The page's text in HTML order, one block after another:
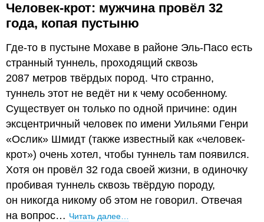
Человек-крот: мужчина провёл 32
года, копая пустыню
Где-то в пустыне Мохаве в районе Эль-Пасо есть
странный туннель, проходящий сквозь
2087 метров твёрдых пород. Что странно,
туннель этот не ведёт ни к чему особенному.
Существует он только по одной причине: один
эксцентричный человек по имени Уильями Генри
«Ослик» Шмидт (также известный как «человек-
крот») очень хотел, чтобы туннель там появился.
Хотя он провёл 32 года своей жизни, в одиночку
пробивая туннель сквозь твёрдую породу,
он никогда никому об этом не говорил. Отвечая
на вопрос… Читать далее…